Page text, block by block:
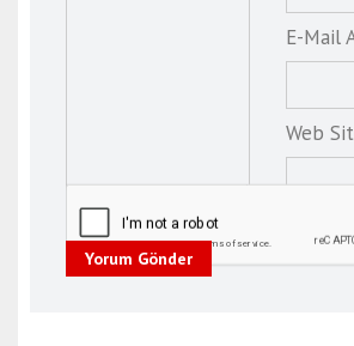
E-Mail
Web
Yorum Gönder